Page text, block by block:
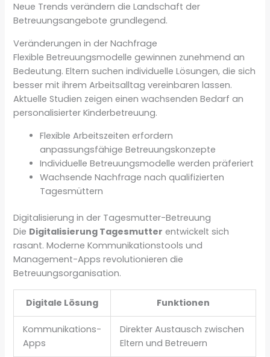
Neue Trends verändern die Landschaft der
Betreuungsangebote grundlegend.
Veränderungen in der Nachfrage
Flexible Betreuungsmodelle gewinnen zunehmend an
Bedeutung. Eltern suchen individuelle Lösungen, die sich
besser mit ihrem Arbeitsalltag vereinbaren lassen.
Aktuelle Studien zeigen einen wachsenden Bedarf an
personalisierter Kinderbetreuung.
Flexible Arbeitszeiten erfordern
anpassungsfähige Betreuungskonzepte
Individuelle Betreuungsmodelle werden präferiert
Wachsende Nachfrage nach qualifizierten
Tagesmüttern
Digitalisierung in der Tagesmutter-Betreuung
Die Digitalisierung Tagesmutter entwickelt sich
rasant. Moderne Kommunikationstools und
Management-Apps revolutionieren die
Betreuungsorganisation.
Digitale Lösung Funktionen
Kommunikations-
Apps
Direkter Austausch zwischen
Eltern und Betreuern